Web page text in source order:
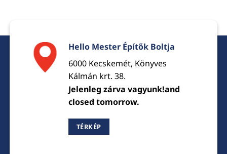
Hello Mester Építők Boltja
6000 Kecskemét, Könyves
Kálmán krt. 38.
Jelenleg zárva vagyunk!and
closed tomorrow.
TÉRKÉP